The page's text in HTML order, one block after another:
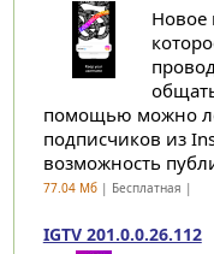
Новое
помощью можно
подписчиков из
возможность
77.04 Мб| Бесплатная |
IGTV 201.0.0.26.112